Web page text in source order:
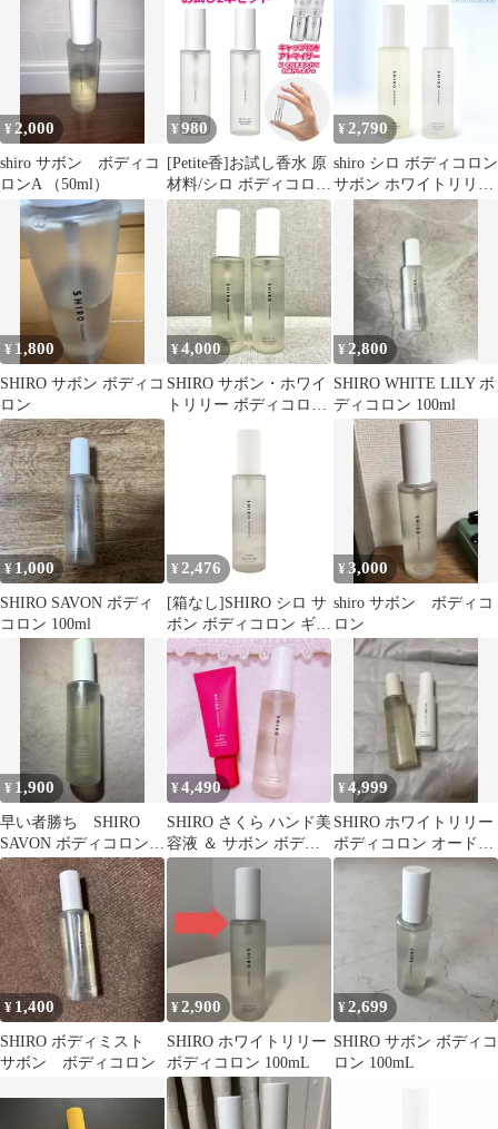
¥2,000
shiro サボン ボディコ
ロンA （50ml）
¥ 980
[Petite香]お試し香水 原
材料/シロ ボディコロン
サボン＋ホワイトリリ
ー セット ★ 各3.0mL *
ブランド 香水 お試し
¥ 2,790
shiro シロ ボディコロン
サボン ホワイトリリー
100ml 選べる香り
¥ 1,800
SHIRO サボン ボディコ
ロン
¥4,000
SHIRO サボン・ホワイ
トリリー ボディコロン
¥ 2,800
SHIRO WHITE LILY ボ
ディコロン 100ml
¥ 1,000
SHIRO SAVON ボディ
コロン 100ml
¥ 2,476
[箱なし]SHIRO シロ サ
ボン ボディコロン ギフ
ト 贈り物 プレゼント
女性 フレグランス 香水
携帯 持ち運び 旅行 デ
ート[ネコポス]
¥3,000
shiro サボン ボディコ
ロン
¥ 1,900
早い者勝ち SHIRO
SAVON ボディコロン
100ml
¥4,490
SHIRO さくら ハンド美
容液 ＆ サボン ボディ
コロン
¥4,999
SHIRO ホワイトリリー
ボディコロン オードパ
ルファン セット
¥ 1,400
SHIRO ボディミスト
サボン ボディコロン
¥2,900
SHIRO ホワイトリリー
ボディコロン 100mL
¥2,699
SHIRO サボン ボディコ
ロン 100mL